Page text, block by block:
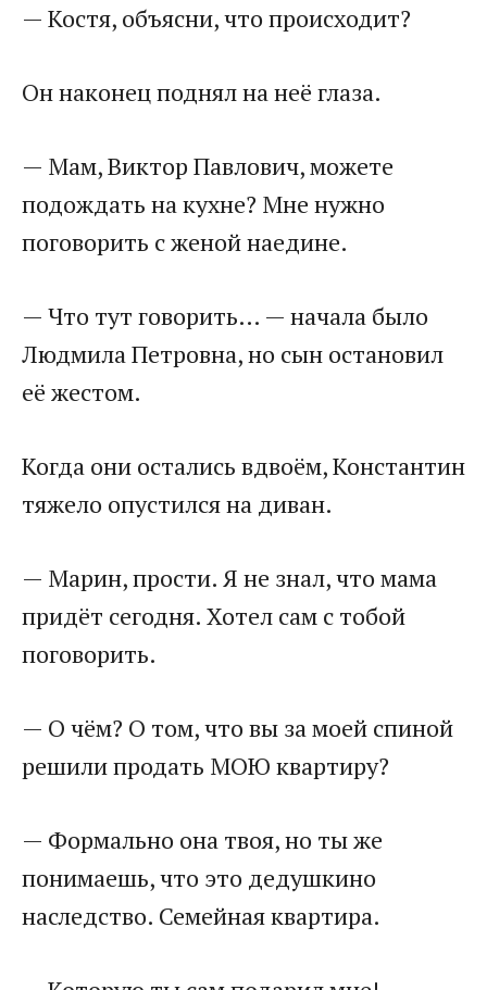
— Костя, объясни, что происходит?
Он наконец поднял на неё глаза.
— Мам, Виктор Павлович, можете
подождать на кухне? Мне нужно
поговорить с женой наедине.
— Что тут говорить… — начала было
Людмила Петровна, но сын остановил
её жестом.
Когда они остались вдвоём, Константин
тяжело опустился на диван.
— Марин, прости. Я не знал, что мама
придёт сегодня. Хотел сам с тобой
поговорить.
— О чём? О том, что вы за моей спиной
решили продать МОЮ квартиру?
— Формально она твоя, но ты же
понимаешь, что это дедушкино
наследство. Семейная квартира.